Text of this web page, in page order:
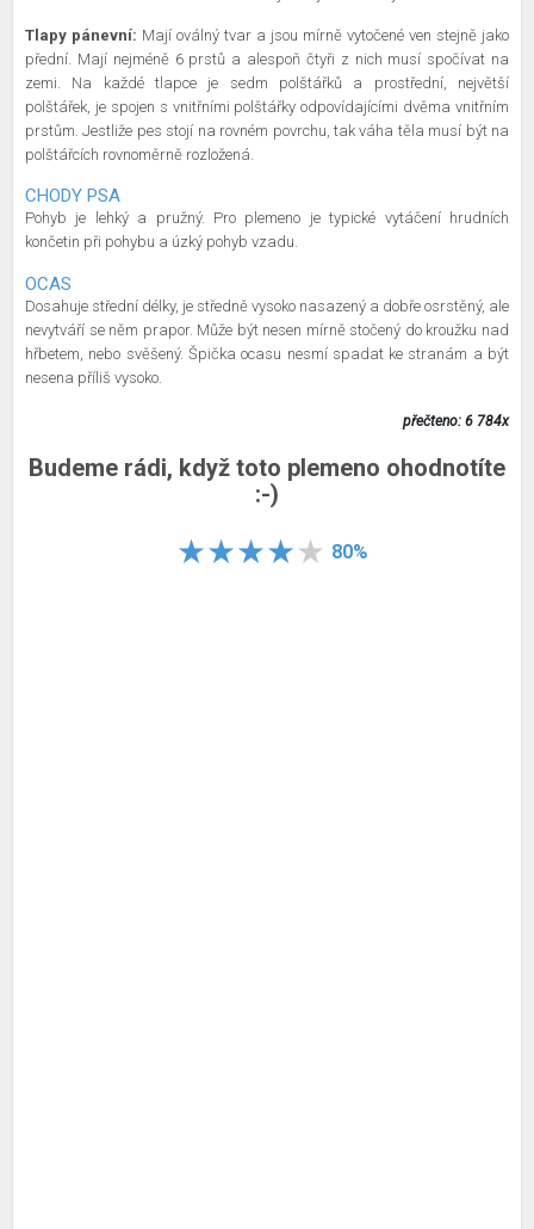
Tlapy pánevní: Mají oválný tvar a jsou mírně vytočené ven stejně jako
přední. Mají nejméně 6 prstů a alespoň čtyři z nich musí spočívat na
zemi. Na každé tlapce je sedm polštářků a prostřední, největší
polštářek, je spojen s vnitřními polštářky odpovídajícími dvěma vnitřním
prstům. Jestliže pes stojí na rovném povrchu, tak váha těla musí být na
polštářcích rovnoměrně rozložená.
CHODY PSA
Pohyb je lehký a pružný. Pro plemeno je typické vytáčení hrudních
končetin při pohybu a úzký pohyb vzadu.
OCAS
Dosahuje střední délky, je středně vysoko nasazený a dobře osrstěný, ale
nevytváří se něm prapor. Může být nesen mírně stočený do kroužku nad
hřbetem, nebo svěšený. Špička ocasu nesmí spadat ke stranám a být
nesena příliš vysoko.
přečteno: 6 784x
Budeme rádi, když toto plemeno ohodnotíte
:-)
80%